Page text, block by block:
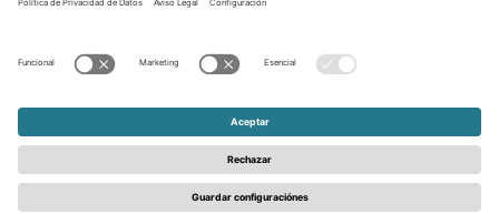
Aviso legal
Canal de Denuncias
Condiciones generales